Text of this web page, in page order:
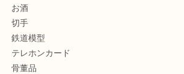
お酒
切手
鉄道模型
テレホンカード
骨董品